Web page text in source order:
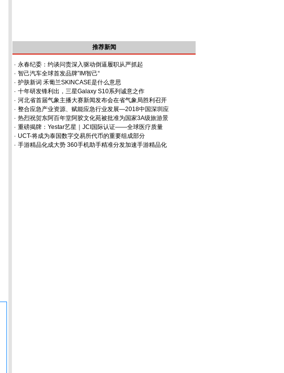
推荐新闻
· 永春纪委：约谈问责深入驱动倒逼履职从严抓起
· 智己汽车全球首发品牌”IM智己“
· 护肤新词 禾葡兰SKINCASE是什么意思
· 十年研发锋利出，三星Galaxy S10系列诚意之作
· 河北省首届气象主播大赛新闻发布会在省气象局胜利召开
· 整合应急产业资源、赋能应急行业发展—2018中国深圳应
· 热烈祝贺东阿百年堂阿胶文化苑被批准为国家3A级旅游景
· 重磅揭牌：Yestar艺星｜JCI国际认证——全球医疗质量
· UCT-将成为泰国数字交易所代币的重要组成部分
· 手游精品化成大势 360手机助手精准分发加速手游精品化